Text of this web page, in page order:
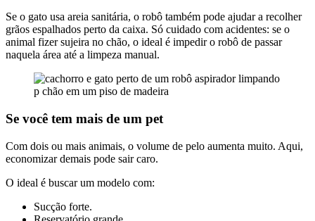
Se o gato usa areia sanitária, o robô também pode ajudar a recolher
grãos espalhados perto da caixa. Só cuidado com acidentes: se o
animal fizer sujeira no chão, o ideal é impedir o robô de passar
naquela área até a limpeza manual.
Se você tem mais de um pet
Com dois ou mais animais, o volume de pelo aumenta muito. Aqui,
economizar demais pode sair caro.
O ideal é buscar um modelo com:
Sucção forte.